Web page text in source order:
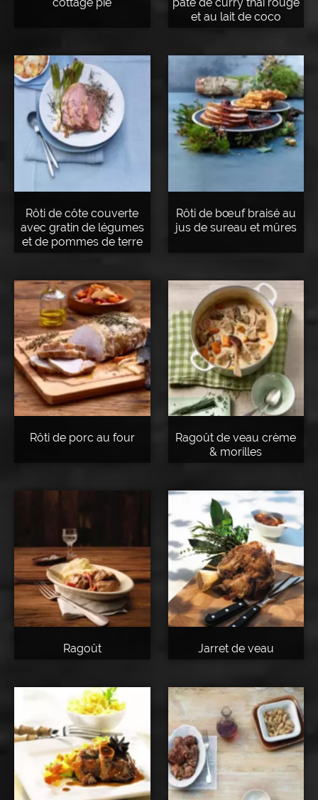
et au lait de coco
Rôti de côte couverte
avec gratin de légumes
et de pommes de terre
Rôti de bœuf braisé au
jus de sureau et mûres
Rôti de porc au four
Ragoût de veau crème
& morilles
Ragoût Jarret de veau